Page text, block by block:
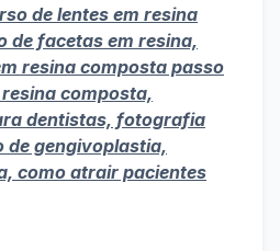
de lentes em resina
de facetas em resina,
resina composta passo
composta,
dentistas, fotografia
de gengivoplastia,
como atrair pacientes